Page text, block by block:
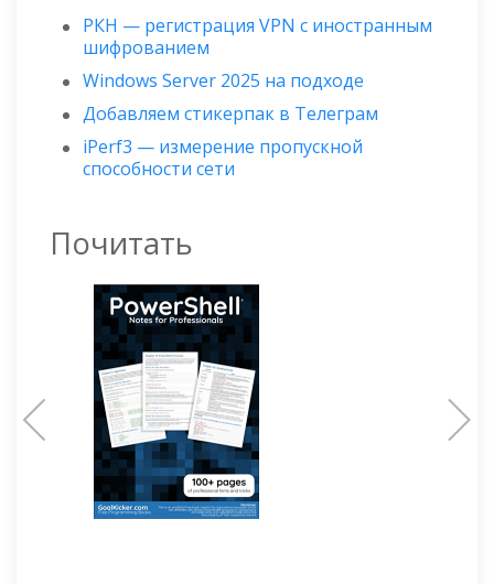
РКН — регистрация VPN с иностранным
шифрованием
Windows Server 2025 на подходе
Добавляем стикерпак в Телеграм
iPerf3 — измерение пропускной
способности сети
Почитать